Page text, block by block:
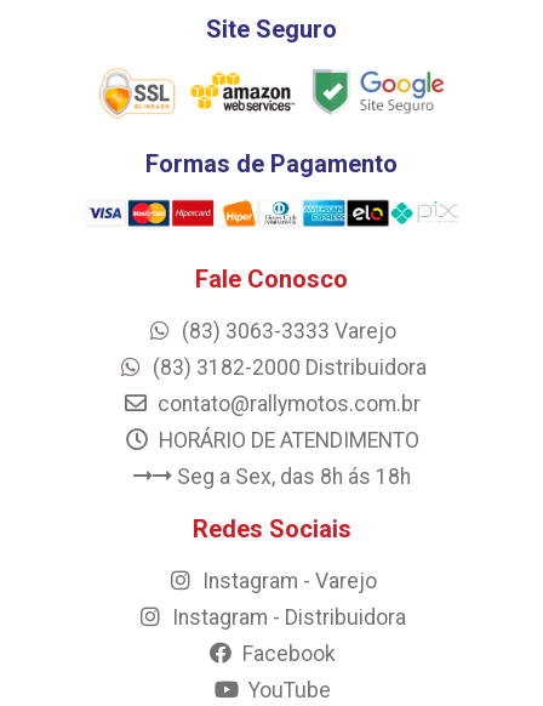
Site Seguro
Formas de Pagamento
Fale Conosco
(83) 3063-3333 Varejo
(83) 3182-2000 Distribuidora
contato@rallymotos.com.br
HORÁRIO DE ATENDIMENTO
Seg a Sex, das 8h ás 18h
Redes Sociais
Instagram - Varejo
Instagram - Distribuidora
Facebook
YouTube